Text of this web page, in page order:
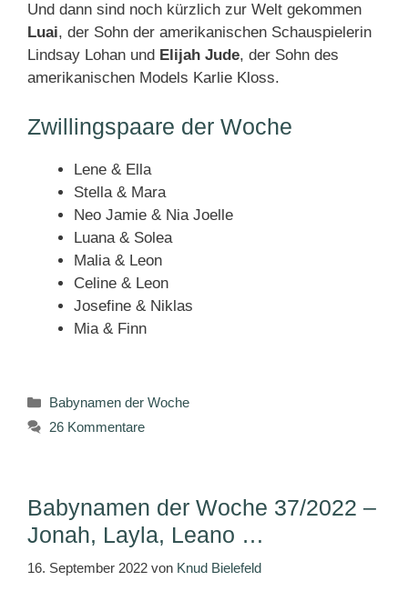
Und dann sind noch kürzlich zur Welt gekommen
Luai, der Sohn der amerikanischen Schauspielerin
Lindsay Lohan und Elijah Jude, der Sohn des
amerikanischen Models Karlie Kloss.
Zwillingspaare der Woche
Lene & Ella
Stella & Mara
Neo Jamie & Nia Joelle
Luana & Solea
Malia & Leon
Celine & Leon
Josefine & Niklas
Mia & Finn
Kategorien
Babynamen der Woche
26 Kommentare
Babynamen der Woche 37/2022 –
Jonah, Layla, Leano …
16. September 2022 von Knud Bielefeld